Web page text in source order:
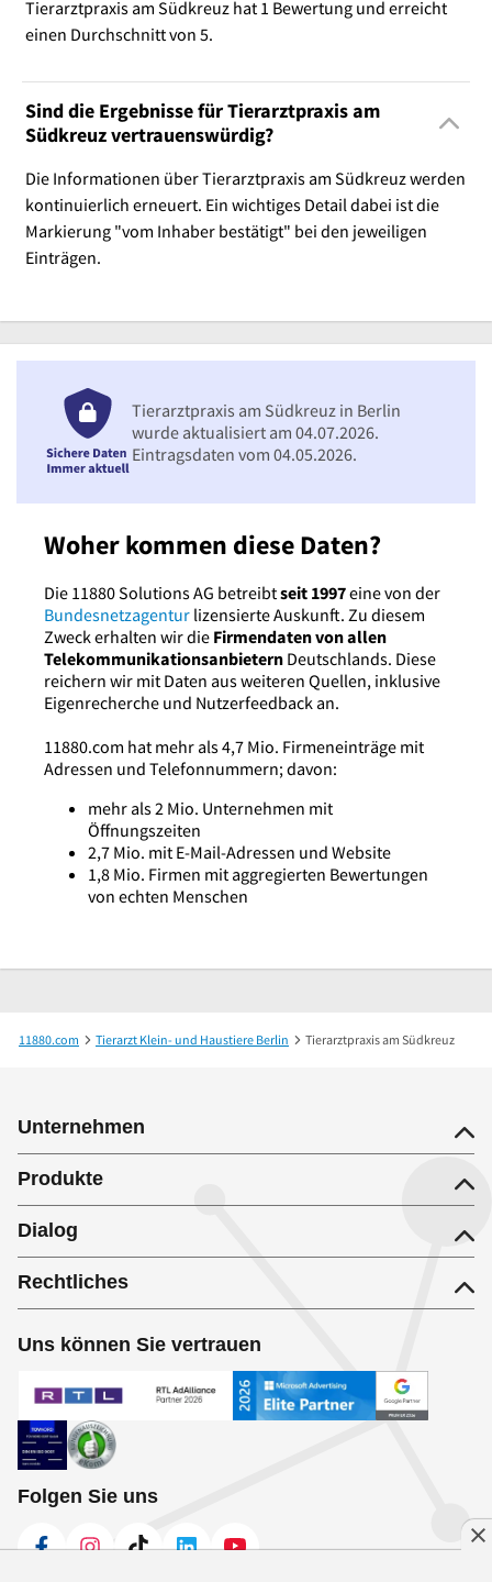
Tierarztpraxis am Südkreuz hat 1 Bewertung und erreicht
einen Durchschnitt von 5.
Sind die Ergebnisse für Tierarztpraxis am
Südkreuz vertrauenswürdig?
Die Informationen über Tierarztpraxis am Südkreuz werden
kontinuierlich erneuert. Ein wichtiges Detail dabei ist die
Markierung "vom Inhaber bestätigt" bei den jeweiligen
Einträgen.
Woher kommen diese Daten?
Die 11880 Solutions AG betreibtseit 1997eine von der
Bundesnetzagentur lizensierte Auskunft. Zu diesem
Zweck erhalten wir die Firmendaten von allen
Telekommunikationsanbietern Deutschlands. Diese
reichern wir mit Daten aus weiteren Quellen, inklusive
Eigenrecherche und Nutzerfeedback an.
11880.com hat mehr als 4,7 Mio. Firmeneinträge mit
Adressen und Telefonnummern; davon:
mehr als 2 Mio. Unternehmen mit
Öffnungszeiten
2,7 Mio. mit E-Mail-Adressen und Website
1,8 Mio. Firmen mit aggregierten Bewertungen
von echten Menschen
Tierarztpraxis am Südkreuz in Berlin
wurde aktualisiert am 04.07.2026.
Eintragsdaten vom 04.05.2026.
11880.com Tierarzt Klein- und Haustiere Berlin Tierarztpraxis am Südkreuz
Unternehmen
Produkte
Dialog
Rechtliches
Uns können Sie vertrauen
Folgen Sie uns